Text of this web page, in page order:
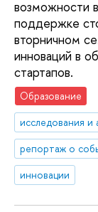
возможности
поддержке
вторничном
инноваций в
стартапов.
Образование
исследования и
репортаж о
инновации